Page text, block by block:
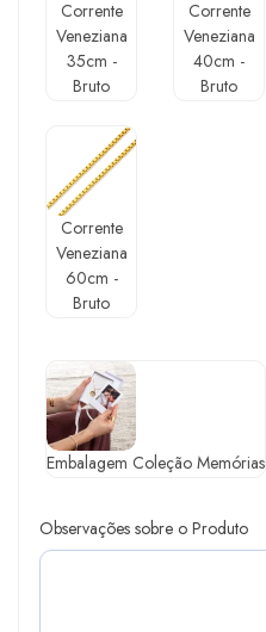
Corrente
Veneziana
35cm -
Bruto
Corrente
Veneziana
40cm -
Bruto
Corrente
Veneziana
60cm -
Bruto
Embalagem Coleção Memórias
Observações sobre o Produto